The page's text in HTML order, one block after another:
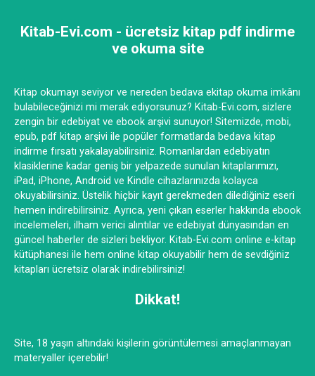
Kitab-Evi.com - ücretsiz kitap pdf indirme
ve okuma site
Kitap okumayı seviyor ve nereden bedava ekitap okuma imkânı
bulabileceğinizi mi merak ediyorsunuz? Kitab-Evi.com, sizlere
zengin bir edebiyat ve ebook arşivi sunuyor! Sitemizde, mobi,
epub, pdf kitap arşivi ile popüler formatlarda bedava kitap
indirme fırsatı yakalayabilirsiniz. Romanlardan edebiyatın
klasiklerine kadar geniş bir yelpazede sunulan kitaplarımızı,
iPad, iPhone, Android ve Kindle cihazlarınızda kolayca
okuyabilirsiniz. Üstelik hiçbir kayıt gerekmeden dilediğiniz eseri
hemen indirebilirsiniz. Ayrıca, yeni çıkan eserler hakkında ebook
incelemeleri, ilham verici alıntılar ve edebiyat dünyasından en
güncel haberler de sizleri bekliyor. Kitab-Evi.com online e-kitap
kütüphanesi ile hem online kitap okuyabilir hem de sevdiğiniz
kitapları ücretsiz olarak indirebilirsiniz!
Dikkat!
Site, 18 yaşın altındaki kişilerin görüntülemesi amaçlanmayan
materyaller içerebilir!